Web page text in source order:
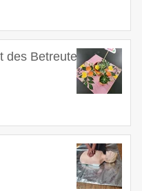
des Betreuten